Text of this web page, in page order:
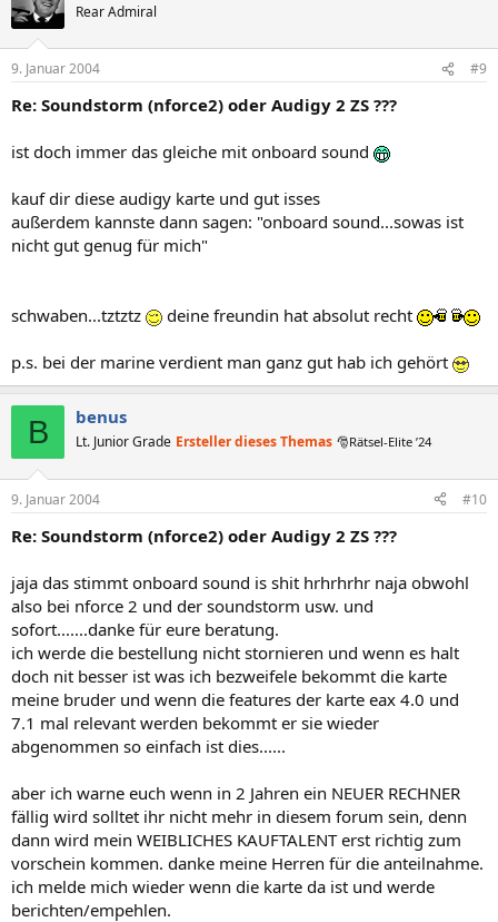
Rear Admiral
9. Januar 2004 #9
Re: Soundstorm (nforce2) oder Audigy 2 ZS ???
ist doch immer das gleiche mit onboard sound
kauf dir diese audigy karte und gut isses
außerdem kannste dann sagen: "onboard sound...sowas ist
nicht gut genug für mich"
schwaben...tztztz deine freundin hat absolut recht
p.s. bei der marine verdient man ganz gut hab ich gehört
B benus
Lt. Junior Grade Ersteller dieses Themas 🎅Rätsel-Elite ’24
9. Januar 2004 #10
Re: Soundstorm (nforce2) oder Audigy 2 ZS ???
jaja das stimmt onboard sound is shit hrhrhrhr naja obwohl
also bei nforce 2 und der soundstorm usw. und
sofort.......danke für eure beratung.
ich werde die bestellung nicht stornieren und wenn es halt
doch nit besser ist was ich bezweifele bekommt die karte
meine bruder und wenn die features der karte eax 4.0 und
7.1 mal relevant werden bekommt er sie wieder
abgenommen so einfach ist dies......
aber ich warne euch wenn in 2 Jahren ein NEUER RECHNER
fällig wird solltet ihr nicht mehr in diesem forum sein, denn
dann wird mein WEIBLICHES KAUFTALENT erst richtig zum
vorschein kommen. danke meine Herren für die anteilnahme.
ich melde mich wieder wenn die karte da ist und werde
berichten/empehlen.